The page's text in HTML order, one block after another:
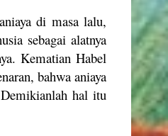
di masa lalu,
sebagai alatnya
Kematian Habel
bahwa aniaya
Demikianlah hal itu